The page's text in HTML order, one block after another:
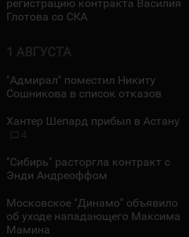
регистрацию контракта Василия
Глотова со СКА
1 АВГУСТА
"Адмирал" поместил Никиту
Сошникова в список отказов
Хантер Шепард прибыл в Астану
4
"Сибирь" расторгла контракт с
Энди Андреоффом
Московское "Динамо" объявило
об уходе нападающего Максима
Мамина